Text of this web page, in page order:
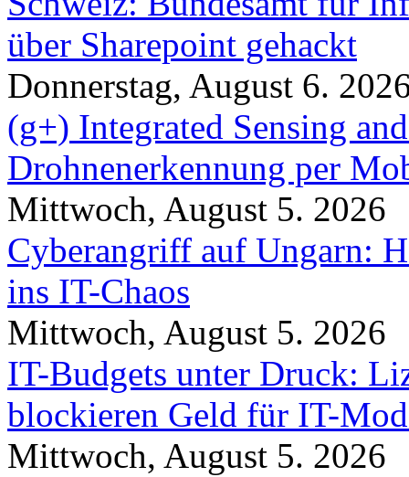
über Sharepoint gehackt
Donnerstag, August 6.
(g+) Integrated Sensing
Drohnenerkennung per
Mittwoch, August 5. 2026
Cyberangriff auf Ungarn:
ins IT-Chaos
Mittwoch, August 5. 2026
IT-Budgets unter Druck:
blockieren Geld für IT-
Mittwoch, August 5. 2026